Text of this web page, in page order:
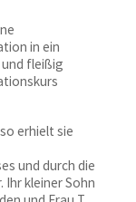
in ein
fleißig
erhielt sie
und durch die
kleiner Sohn